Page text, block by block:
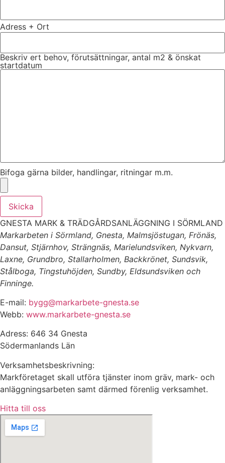
Adress + Ort
Beskriv ert behov, förutsättningar, antal m2 & önskat
startdatum
Bifoga gärna bilder, handlingar, ritningar m.m.
Skicka
GNESTA MARK & TRÄDGÅRDSANLÄGGNING I SÖRMLAND
Markarbeten i Sörmland, Gnesta, Malmsjöstugan, Frönäs,
Dansut, Stjärnhov, Strängnäs, Marielundsviken, Nykvarn,
Laxne, Grundbro, Stallarholmen, Backkrönet, Sundsvik,
Stålboga, Tingstuhöjden, Sundby, Eldsundsviken och
Finninge.
E-mail: bygg@markarbete-gnesta.se
Webb: www.markarbete-gnesta.se
Adress: 646 34 Gnesta
Södermanlands Län
Verksamhetsbeskrivning:
Markföretaget skall utföra tjänster inom gräv, mark- och
anläggningsarbeten samt därmed förenlig verksamhet.
Hitta till oss